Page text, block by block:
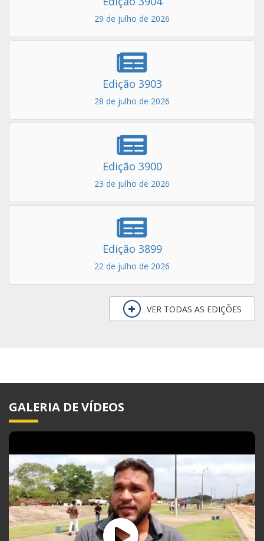
29 de julho de 2026
Edição 3903
28 de julho de 2026
Edição 3900
23 de julho de 2026
Edição 3899
22 de julho de 2026
VER TODAS AS EDIÇÕES
GALERIA DE VÍDEOS